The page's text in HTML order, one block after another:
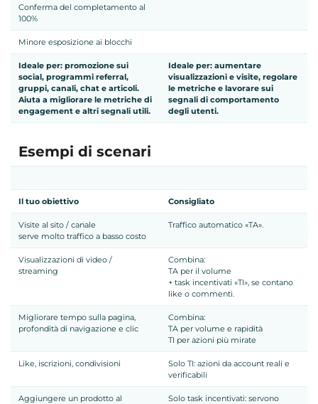
Conferma del completamento al
100%
Minore esposizione ai blocchi
Ideale per: promozione sui
social, programmi referral,
gruppi, canali, chat e articoli.
Aiuta a migliorare le metriche di
engagement e altri segnali utili.
Ideale per: aumentare
visualizzazioni e visite, regolare
le metriche e lavorare sui
segnali di comportamento
degli utenti.
Esempi di scenari
Il tuo obiettivo Consigliato
Visite al sito / canale
serve molto traffico a basso costo
Traffico automatico «TA».
Visualizzazioni di video /
streaming
Combina:
TA per il volume
+ task incentivati «TI», se contano
like o commenti.
Migliorare tempo sulla pagina,
profondità di navigazione e clic
Combina:
TA per volume e rapidità
TI per azioni più mirate
Like, iscrizioni, condivisioni
Solo TI: azioni da account reali e
verificabili
Aggiungere un prodotto al
Solo task incentivati: servono